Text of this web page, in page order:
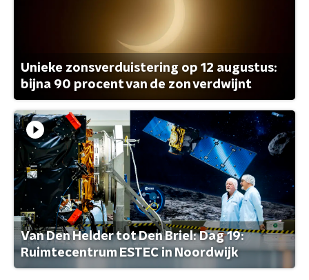
Unieke zonsverduistering op 12 augustus:
bijna 90 procent van de zon verdwijnt
Van Den Helder tot Den Briel: Dag 19:
Ruimtecentrum ESTEC in Noordwijk